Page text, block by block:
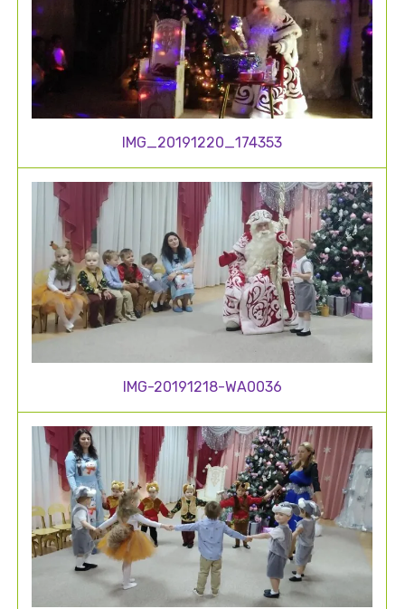
IMG_20191220_174353
IMG-20191218-WA0036